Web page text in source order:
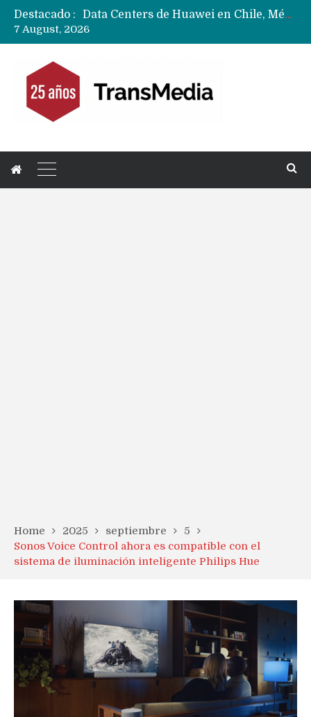
Destacado :
Data Centers de Huawei en Chile, México, Brasil,Perú y Argentina podrían verse afectados por arremetida de EE.UU
7 August, 2026
Home 2025 septiembre
5
Sonos Voice Control ahora es compatible con el
sistema de iluminación inteligente Philips Hue